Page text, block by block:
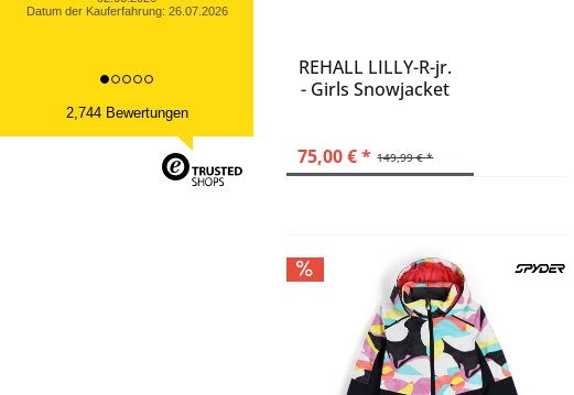
2,744 Bewertungen
REHALL LILLY-R-jr.
- Girls Snowjacket
149,99 € *
75,00 € *